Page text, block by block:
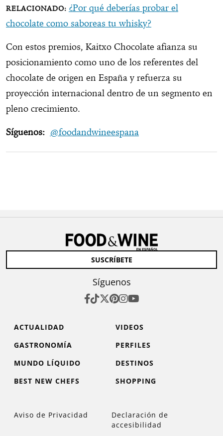
¿Por qué deberías probar el
chocolate como saboreas tu whisky?
Con estos premios, Kaitxo Chocolate afianza su
posicionamiento como uno de los referentes del
chocolate de origen en España y refuerza su
proyección internacional dentro de un segmento en
pleno crecimiento.
Síguenos: @foodandwineespana
SUSCRÍBETE
Síguenos
ACTUALIDAD
VIDEOS
GASTRONOMÍA
PERFILES
MUNDO LÍQUIDO
DESTINOS
BEST NEW CHEFS
SHOPPING
Aviso de Privacidad
Declaración de
accesibilidad